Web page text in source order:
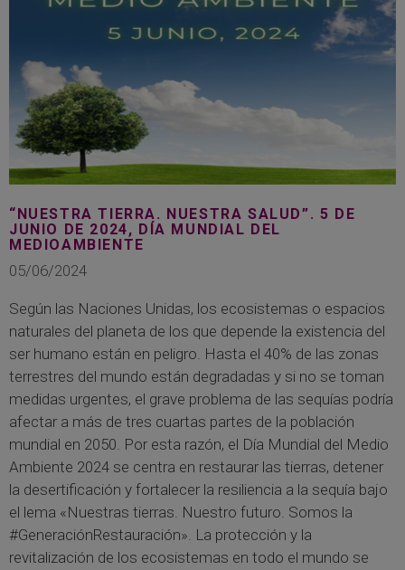
“NUESTRA TIERRA. NUESTRA SALUD”. 5 DE
JUNIO DE 2024, DÍA MUNDIAL DEL
MEDIOAMBIENTE
05/06/2024
Según las Naciones Unidas, los ecosistemas o espacios
naturales del planeta de los que depende la existencia del
ser humano están en peligro. Hasta el 40% de las zonas
terrestres del mundo están degradadas y si no se toman
medidas urgentes, el grave problema de las sequías podría
afectar a más de tres cuartas partes de la población
mundial en 2050. Por esta razón, el Día Mundial del Medio
Ambiente 2024 se centra en restaurar las tierras, detener
la desertificación y fortalecer la resiliencia a la sequía bajo
el lema «Nuestras tierras. Nuestro futuro. Somos la
#GeneraciónRestauración». La protección y la
revitalización de los ecosistemas en todo el mundo se